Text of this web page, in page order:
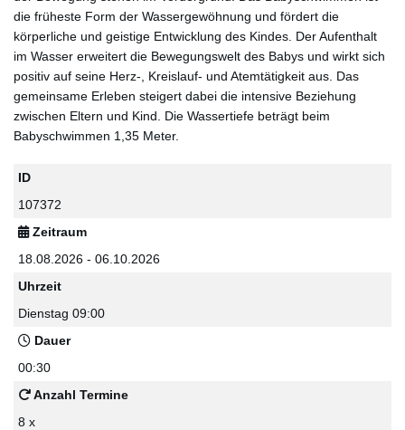
die früheste Form der Wassergewöhnung und fördert die
körperliche und geistige Entwicklung des Kindes. Der Aufenthalt
im Wasser erweitert die Bewegungswelt des Babys und wirkt sich
positiv auf seine Herz-, Kreislauf- und Atemtätigkeit aus. Das
gemeinsame Erleben steigert dabei die intensive Beziehung
zwischen Eltern und Kind. Die Wassertiefe beträgt beim
Babyschwimmen 1,35 Meter.
ID
107372
Zeitraum
18.08.2026 - 06.10.2026
Uhrzeit
Dienstag 09:00
Dauer
00:30
Anzahl Termine
8 x